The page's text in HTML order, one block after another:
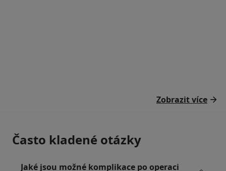
Zobrazit více
Často kladené otázky
Jaké jsou možné komplikace po operaci